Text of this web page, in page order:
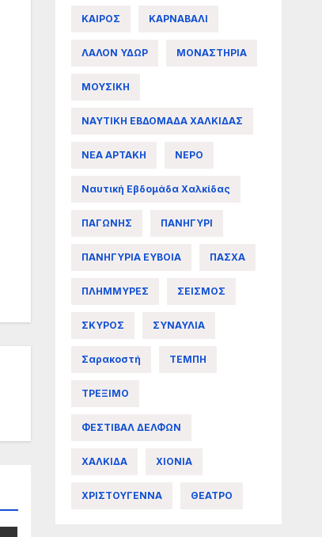
ΚΑΙΡΟΣ ΚΑΡΝΑΒΑΛΙ
ΛΑΛΟΝ ΥΔΩΡ ΜΟΝΑΣΤΗΡΙΑ
ΜΟΥΣΙΚΗ
ΝΑΥΤΙΚΗ ΕΒΔΟΜΑΔΑ ΧΑΛΚΙΔΑΣ
ΝΕΑ ΑΡΤΑΚΗ ΝΕΡΟ
Ναυτική Εβδομάδα Χαλκίδας
ΠΑΓΩΝΗΣ ΠΑΝΗΓΥΡΙ
ΠΑΝΗΓΥΡΙΑ ΕΥΒΟΙΑ ΠΑΣΧΑ
ΠΛΗΜΜΥΡΕΣ ΣΕΙΣΜΟΣ
ΣΚΥΡΟΣ ΣΥΝΑΥΛΙΑ
Σαρακοστή ΤΕΜΠΗ
ΤΡΕΞΙΜΟ
ΦΕΣΤΙΒΑΛ ΔΕΛΦΩΝ
ΧΑΛΚΙΔΑ ΧΙΟΝΙΑ
ΧΡΙΣΤΟΥΓΕΝΝΑ ΘΕΑΤΡΟ